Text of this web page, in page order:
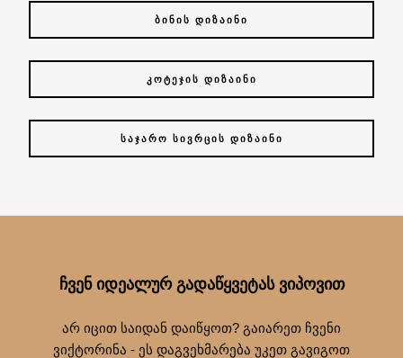
ᲑᲘᲜᲘᲡ ᲓᲘᲖᲐᲘᲜᲘ
ᲙᲝᲢᲔᲯᲘᲡ ᲓᲘᲖᲐᲘᲜᲘ
ᲡᲐᲯᲐᲠᲝ ᲡᲘᲕᲠᲪᲘᲡ ᲓᲘᲖᲐᲘᲜᲘ
ᲩᲕᲔᲜ ᲘᲓᲔᲐᲚᲣᲠ ᲒᲐᲓᲐᲬᲧᲕᲔᲢᲐᲡ ᲕᲘᲞᲝᲕᲘᲗ
არ იცით საიდან დაიწყოთ? გაიარეთ ჩვენი
ვიქტორინა - ეს დაგვეხმარება უკეთ გავიგოთ